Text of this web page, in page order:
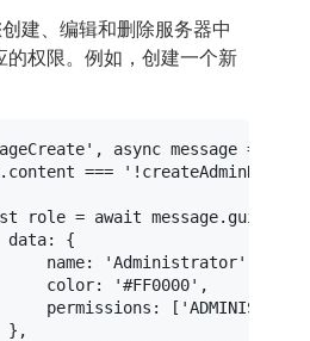
建、编辑和删除服务器中
的权限。例如，创建一个新
, async message => {
content === '!createAdminRole'
role = await message. guild
data: {
name: 'Administrator'
color: '#FF0000' ,
permissions : [
},